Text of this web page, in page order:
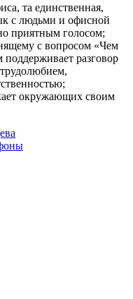
та единственная,
с людьми и офисной
приятным голосом;
с вопросом «Чем
разговор
окружающих своим